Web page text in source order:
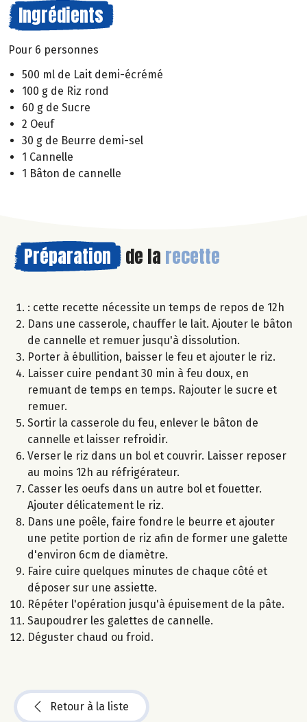
Ingrédients
Pour 6 personnes
500 ml de Lait demi-écrémé
100 g de Riz rond
60 g de Sucre
2 Oeuf
30 g de Beurre demi-sel
1 Cannelle
1 Bâton de cannelle
Préparation de la recette
: cette recette nécessite un temps de repos de 12h
Dans une casserole, chauffer le lait. Ajouter le bâton
de cannelle et remuer jusqu'à dissolution.
Porter à ébullition, baisser le feu et ajouter le riz.
Laisser cuire pendant 30 min à feu doux, en
remuant de temps en temps. Rajouter le sucre et
remuer.
Sortir la casserole du feu, enlever le bâton de
cannelle et laisser refroidir.
Verser le riz dans un bol et couvrir. Laisser reposer
au moins 12h au réfrigérateur.
Casser les oeufs dans un autre bol et fouetter.
Ajouter délicatement le riz.
Dans une poêle, faire fondre le beurre et ajouter
une petite portion de riz afin de former une galette
d'environ 6cm de diamètre.
Faire cuire quelques minutes de chaque côté et
déposer sur une assiette.
Répéter l'opération jusqu'à épuisement de la pâte.
Saupoudrer les galettes de cannelle.
Déguster chaud ou froid.
Retour à la liste